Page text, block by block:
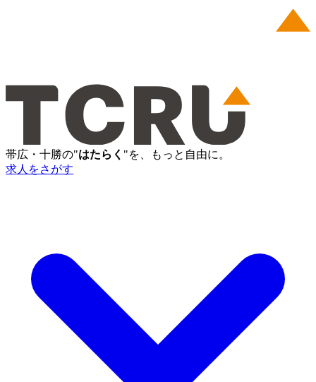
帯広・十勝の"はたらく "を、もっと自由に。
求人をさがす